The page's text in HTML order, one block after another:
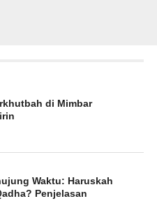
di Mimbar
Waktu: Haruskah
Penjelasan